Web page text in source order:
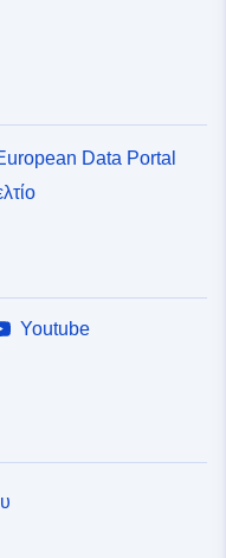
2f7ff2c2b7fb
Data Portal
Youtube